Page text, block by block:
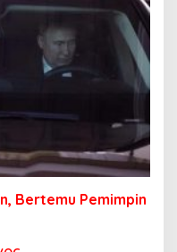
Bertemu Pemimpin